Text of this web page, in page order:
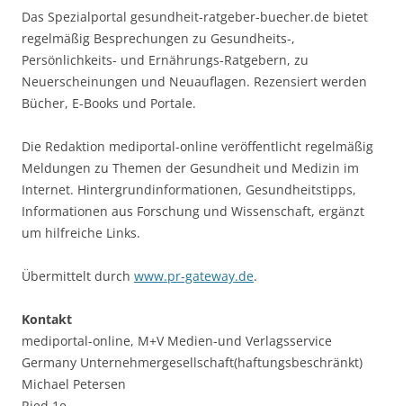
Das Spezialportal gesundheit-ratgeber-buecher.de bietet
regelmäßig Besprechungen zu Gesundheits-,
Persönlichkeits- und Ernährungs-Ratgebern, zu
Neuerscheinungen und Neuauflagen. Rezensiert werden
Bücher, E-Books und Portale.
Die Redaktion mediportal-online veröffentlicht regelmäßig
Meldungen zu Themen der Gesundheit und Medizin im
Internet. Hintergrundinformationen, Gesundheitstipps,
Informationen aus Forschung und Wissenschaft, ergänzt
um hilfreiche Links.
Übermittelt durch www.pr-gateway.de.
Kontakt
mediportal-online, M+V Medien-und Verlagsservice
Germany Unternehmergesellschaft(haftungsbeschränkt)
Michael Petersen